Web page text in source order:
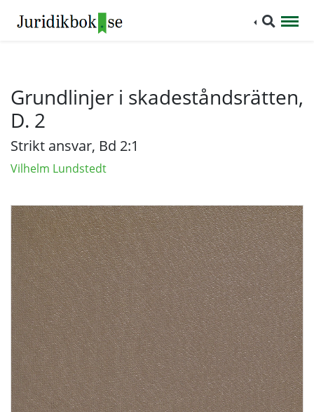
Grundlinjer i skadeståndsrätten,
D. 2
Strikt ansvar, Bd 2:1
Vilhelm Lundstedt